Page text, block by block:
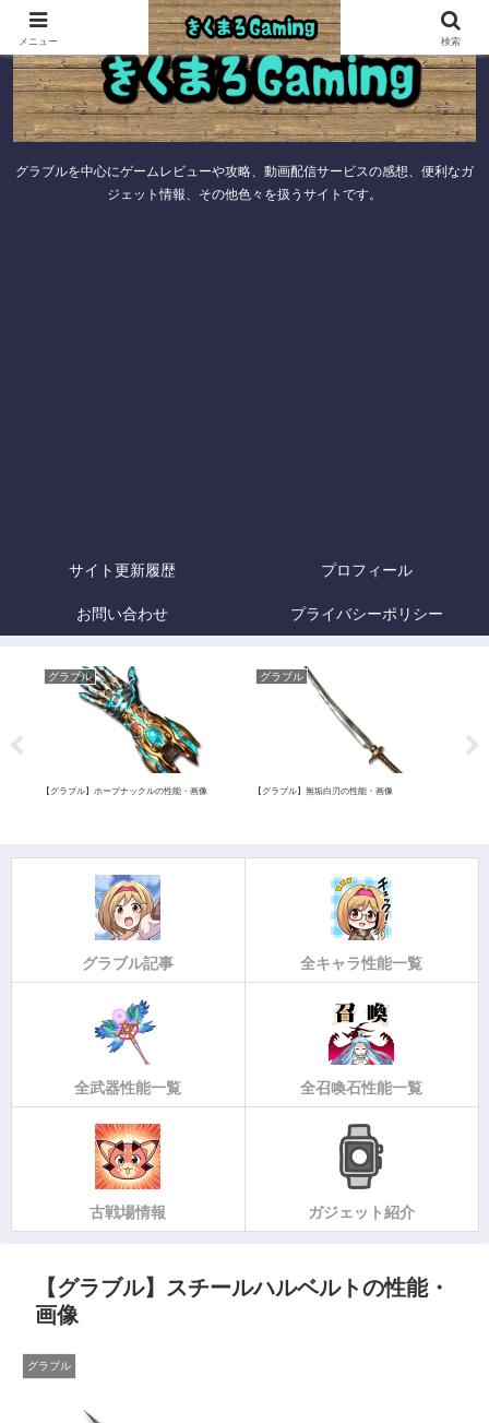
グラブルを中心にゲームレビューや攻略、動画配信サービスの感想、便利なガ
ジェット情報、その他色々を扱うサイトです。
サイト更新履歴 プロフィール
お問い合わせ プライバシーポリシー
グラブル
【グラブル】ホープナックルの性能・画像
グラブル
【グラブル】無垢白刃の性能・画像
グラブル記事 全キャラ性能一覧
全武器性能一覧 全召喚石性能一覧
古戦場情報 ガジェット紹介
【グラブル】スチールハルベルトの性能・
画像
グラブル
メニュー 検索